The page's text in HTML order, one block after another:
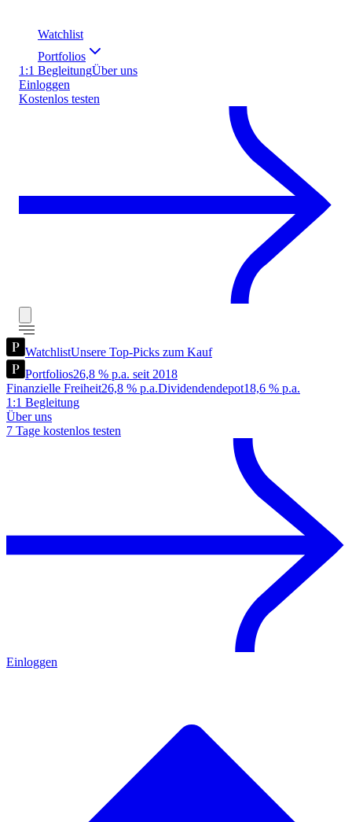
Watchlist
Portfolios
1:1 BegleitungÜber uns
Einloggen
Kostenlos testen
WatchlistUnsere Top-Picks zum Kauf
Portfolios26,8 % p.a. seit 2018
Finanzielle Freiheit26,8 % p.a.Dividendendepot18,6 % p.a.
1:1 Begleitung
Über uns
7 Tage kostenlos testen
Einloggen